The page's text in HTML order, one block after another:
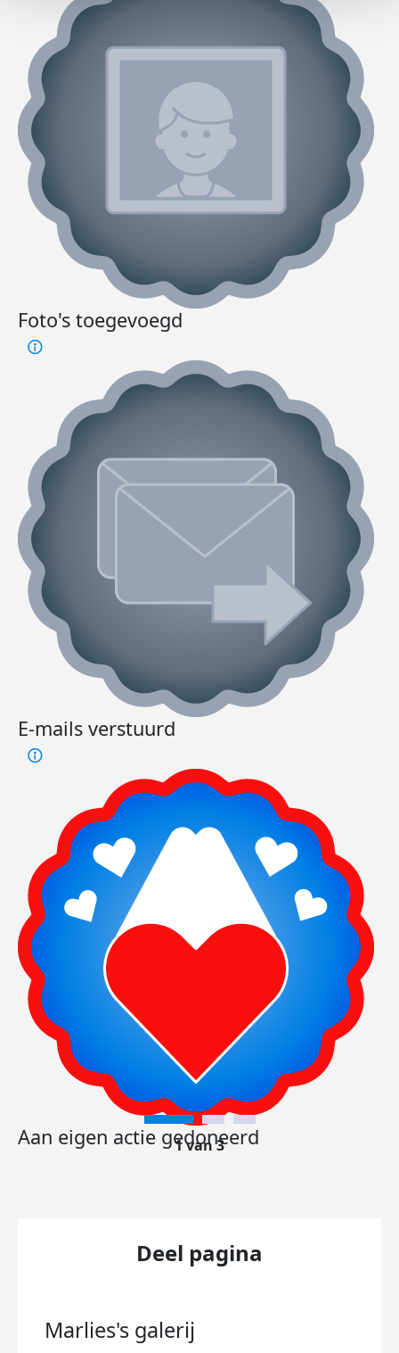
Foto's toegevoegd
E-mails verstuurd
Aan eigen actie gedoneerd
1 van 3
Deel pagina
Marlies's galerij